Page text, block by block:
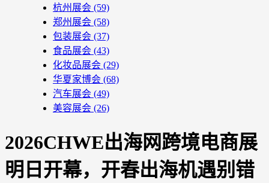
杭州展会 (59)
郑州展会 (58)
包装展会 (37)
食品展会 (43)
化妆品展会 (29)
华夏家博会 (68)
汽车展会 (49)
美容展会 (26)
2026CHWE出海网跨境电商展
明日开幕，开春出海机遇别错